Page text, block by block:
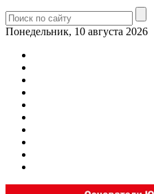
Понедельник, 10 августа 2026